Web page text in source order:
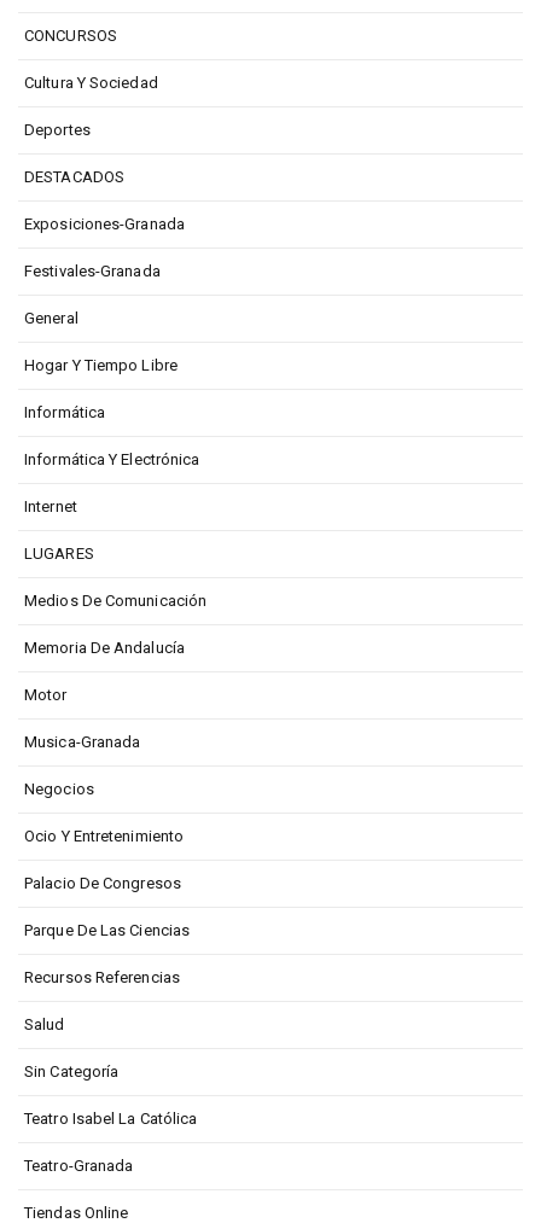
CONCURSOS
Cultura Y Sociedad
Deportes
DESTACADOS
Exposiciones-Granada
Festivales-Granada
General
Hogar Y Tiempo Libre
Informática
Informática Y Electrónica
Internet
LUGARES
Medios De Comunicación
Memoria De Andalucía
Motor
Musica-Granada
Negocios
Ocio Y Entretenimiento
Palacio De Congresos
Parque De Las Ciencias
Recursos Referencias
Salud
Sin Categoría
Teatro Isabel La Católica
Teatro-Granada
Tiendas Online